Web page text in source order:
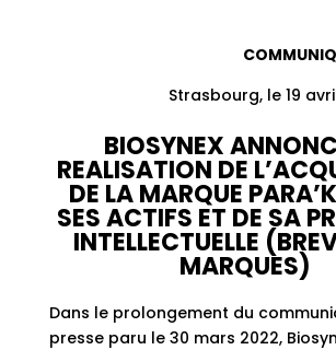
Strasbourg, le 19
BIOSYNEX
REALISATION DE
DE LA MARQUE
SES ACTIFS ET DE SA
INTELLECTUELLE
MARQUES)
Dans le prolongement du
presse paru le 30 mars 2022,